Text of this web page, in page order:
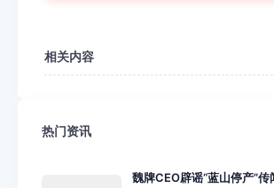
相关内容
热门资讯
魏牌CEO辟谣“蓝山停产”传